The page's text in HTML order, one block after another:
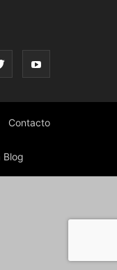
Contacto
Blog